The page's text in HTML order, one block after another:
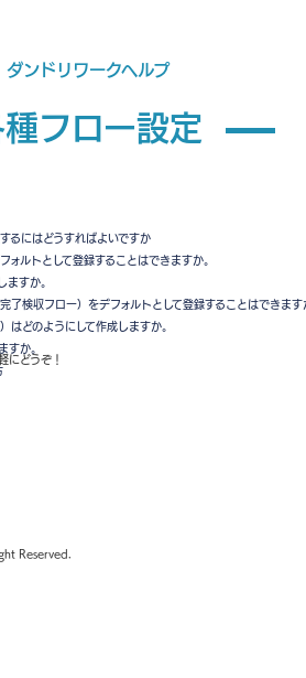
ダンドリワークヘルプ
フロー設定
るにはどうすればよいですか
ォルトとして登録することはできますか。
ますか。
了検収フロー）をデフォルトとして登録することはできます
はどのようにして作成しますか。
すか。
にどうぞ！
Reserved.